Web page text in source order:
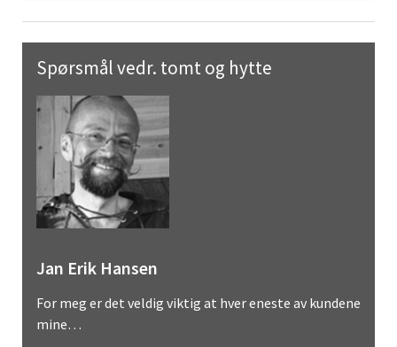
Spørsmål vedr. tomt og hytte
Jan Erik Hansen
For meg er det veldig viktig at hver eneste av kundene
mine…